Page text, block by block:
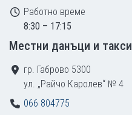
Работно време
8:30 – 17:15
Местни данъци и такси
гр. Габрово 5300
ул. „Райчо Каролев“ № 4
066 804775